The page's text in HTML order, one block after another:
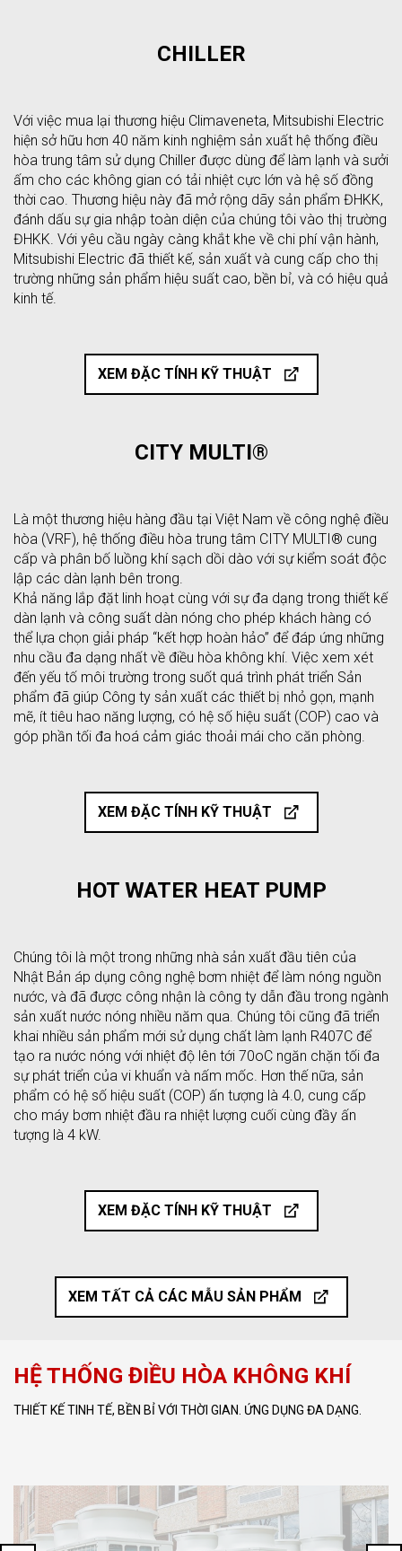
CHILLER
Với việc mua lại thương hiệu Climaveneta, Mitsubishi Electric
hiện sở hữu hơn 40 năm kinh nghiệm sản xuất hệ thống điều
hòa trung tâm sử dụng Chiller được dùng để làm lạnh và sưởi
ấm cho các không gian có tải nhiệt cực lớn và hệ số đồng
thời cao. Thương hiệu này đã mở rộng dãy sản phẩm ĐHKK,
đánh dấu sự gia nhập toàn diện của chúng tôi vào thị trường
ĐHKK. Với yêu cầu ngày càng khắt khe về chi phí vận hành,
Mitsubishi Electric đã thiết kế, sản xuất và cung cấp cho thị
trường những sản phẩm hiệu suất cao, bền bỉ, và có hiệu quả
kinh tế.
XEM ĐẶC TÍNH KỸ THUẬT
CITY MULTI®
Là một thương hiệu hàng đầu tại Việt Nam về công nghệ điều
hòa (VRF), hệ thống điều hòa trung tâm CITY MULTI® cung
cấp và phân bố luồng khí sạch dồi dào với sự kiểm soát độc
lập các dàn lạnh bên trong.
Khả năng lắp đặt linh hoạt cùng với sự đa dạng trong thiết kế
dàn lạnh và công suất dàn nóng cho phép khách hàng có
thể lựa chọn giải pháp “kết hợp hoàn hảo” để đáp ứng những
nhu cầu đa dạng nhất về điều hòa không khí. Việc xem xét
đến yếu tố môi trường trong suốt quá trình phát triển Sản
phẩm đã giúp Công ty sản xuất các thiết bị nhỏ gọn, mạnh
mẽ, ít tiêu hao năng lượng, có hệ số hiệu suất (COP) cao và
góp phần tối đa hoá cảm giác thoải mái cho căn phòng.
XEM ĐẶC TÍNH KỸ THUẬT
HOT WATER HEAT PUMP
Chúng tôi là một trong những nhà sản xuất đầu tiên của
Nhật Bản áp dụng công nghệ bơm nhiệt để làm nóng nguồn
nước, và đã được công nhận là công ty dẫn đầu trong ngành
sản xuất nước nóng nhiều năm qua. Chúng tôi cũng đã triển
khai nhiều sản phẩm mới sử dụng chất làm lạnh R407C để
tạo ra nước nóng với nhiệt độ lên tới 70oC ngăn chặn tối đa
sự phát triển của vi khuẩn và nấm mốc. Hơn thế nữa, sản
phẩm có hệ số hiệu suất (COP) ấn tượng là 4.0, cung cấp
cho máy bơm nhiệt đầu ra nhiệt lượng cuối cùng đầy ấn
tượng là 4 kW.
XEM ĐẶC TÍNH KỸ THUẬT
XEM TẤT CẢ CÁC MẪU SẢN PHẨM
HỆ THỐNG ĐIỀU HÒA KHÔNG KHÍ
THIẾT KẾ TINH TẾ, BỀN BỈ VỚI THỜI GIAN. ỨNG DỤNG ĐA DẠNG.